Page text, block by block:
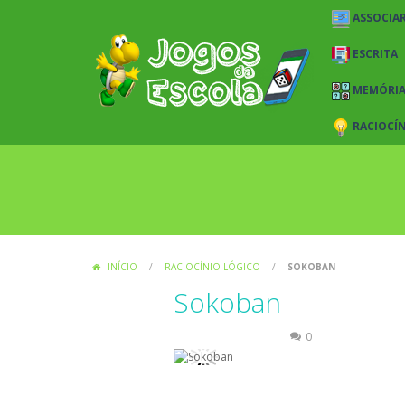
ESCRITA
MEMÓRIA
INÍCIO / RACIOCÍNIO LÓGICO / SOKOBAN
Sokoban
0